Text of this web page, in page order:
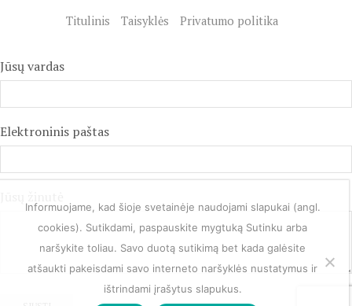
Titulinis Taisyklės Privatumo politika
Jūsų vardas
Elektroninis paštas
Informuojame, kad šioje svetainėje naudojami slapukai (angl.
cookies). Sutikdami, paspauskite mygtuką Sutinku arba
naršykite toliau. Savo duotą sutikimą bet kada galėsite
atšaukti pakeisdami savo interneto naršyklės nustatymus ir
ištrindami įrašytus slapukus.